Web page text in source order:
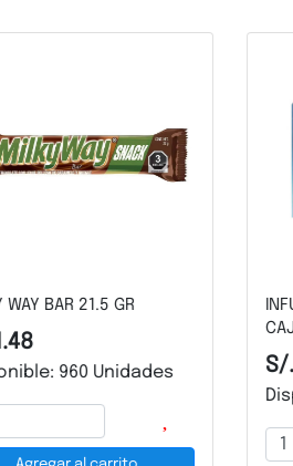
INFUSIÓN MC COLINS ANÍS
CAJA 25 UND
S/. 2.75